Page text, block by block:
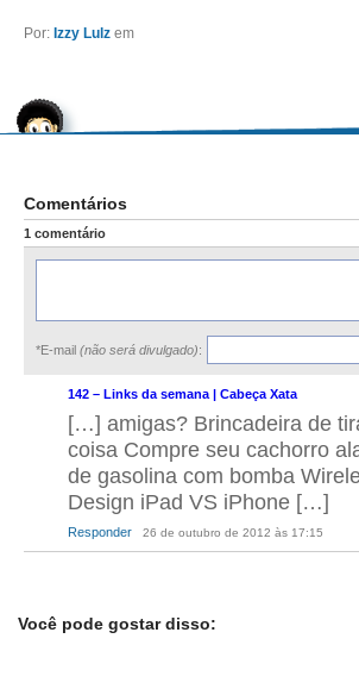
Por: Izzy Lulz em
Comentários
1 comentário
*E-mail (não será divulgado):
142 – Links da semana | Cabeça Xata
26 de outubro de 2012 às 17:15
[…] amigas? Brincadeira de
coisa Compre seu cachorro
de gasolina com bomba
Design iPad VS iPhone […]
Responder
Você pode gostar disso: